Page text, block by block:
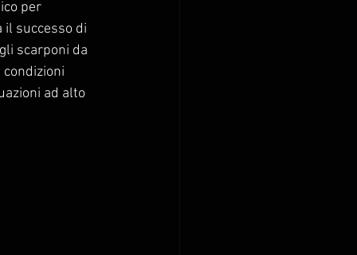
per
il successo di
scarponi da
ad alto